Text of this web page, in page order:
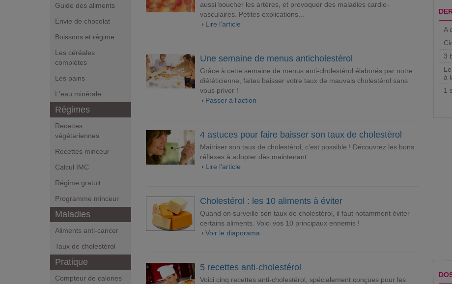
Guide des aliments
Envie de chocolat
Boissons et régime
Les céréales
complètes
Les pains
L'eau minérale
Régimes
Recettes
végétariennes
Recettes minceur
Calcul IMC
Régime gratuit
Programme minceur
Maladies
Aliments anti-cancer
Taux de cholestérol
Pratique
Compteur de calories
aussi boucher les artères, et provoquer des maladies cardio-
vasculaires. Petites explications...
Lire l'article
Une semaine de menus anticholestérol
Grâce à cette semaine de menus anti-cholestérol élaborés par notre
diététicienne, faites baisser votre taux de mauvais cholestérol sans
vous priver !
Passer à l'action
4 astuces pour faire baisser son taux de cholestérol
Maitriser son taux de cholestérol, c’est possible ! Découvrez les bons
réflexes à adopter dès maintenant.
Lire l'article
Cholestérol : les 10 aliments à éviter
Quand on surveille son taux de cholestérol, il faut notamment éviter
certains aliments. Voici vos 10 principaux ennemis !
Voir le diaporama
5 recettes anti-cholestérol
Voici cinq recettes anti-cholestérol, spécialement conçues pour les
A
3
à
1